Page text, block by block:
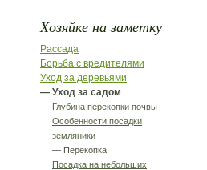
Хозяйке на заметку
Рассада
Борьба с вредителями
Уход за деревьями
— Уход за садом
Глубина перекопки почвы
Особенности посадки
земляники
— Перекопка
Посадка на небольших